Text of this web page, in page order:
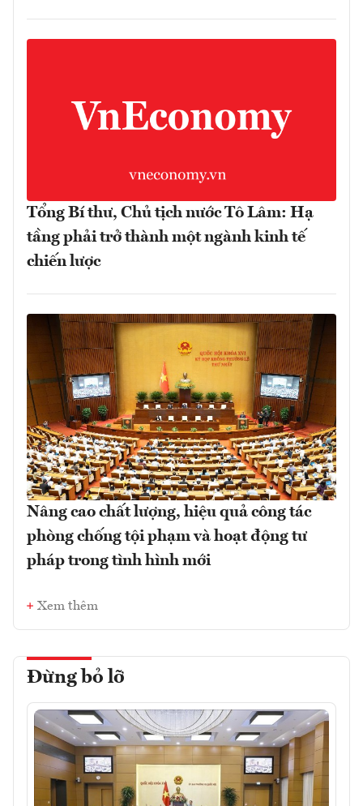
Tổng Bí thư, Chủ tịch nước Tô Lâm: Hạ
tầng phải trở thành một ngành kinh tế
chiến lược
Nâng cao chất lượng, hiệu quả công tác
phòng chống tội phạm và hoạt động tư
pháp trong tình hình mới
Xem thêm
Đừng bỏ lỡ